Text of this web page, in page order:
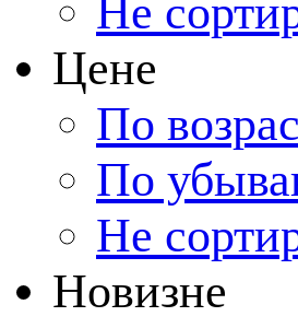
Не
Цене
По
По
Не
Новизне